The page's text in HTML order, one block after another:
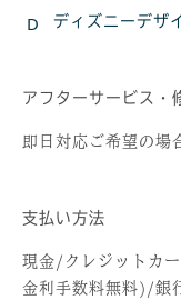
ディズニーデザ
アフターサービス・
即日対応ご希望の場
支払い方法
現金/クレジットカ
金利手数料無料)/銀